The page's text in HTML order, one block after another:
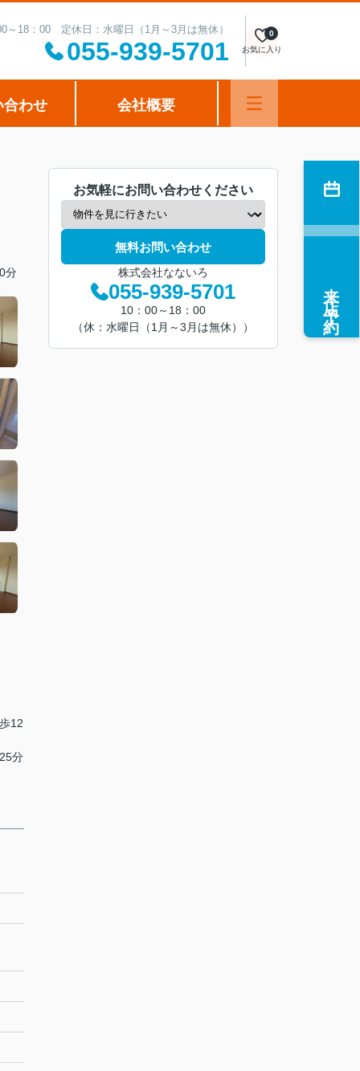
～18：00 定休日：水曜日（1月～3月は無休）
055-939-5701 お気に入り
0
合わせ 会社概要
分
12
分
お気軽にお問い合わせください
無料お問い合わせ
株式会社なないろ
055-939-5701
10：00～18：00
（休：水曜日（1月～3月は無休））
来店予約